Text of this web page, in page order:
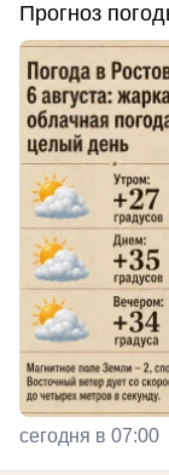
Прогноз
сегодня в 07:00